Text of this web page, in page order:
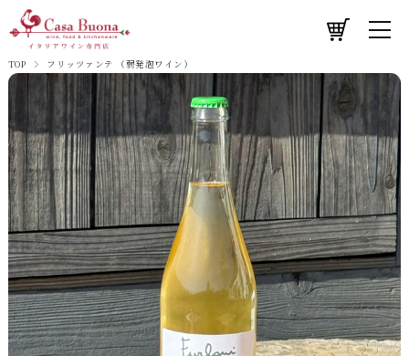
TOP フリッツァンテ （弱発泡ワイン）